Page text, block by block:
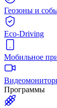
Геозоны и
Eco-Driving
Мобильное
Программы